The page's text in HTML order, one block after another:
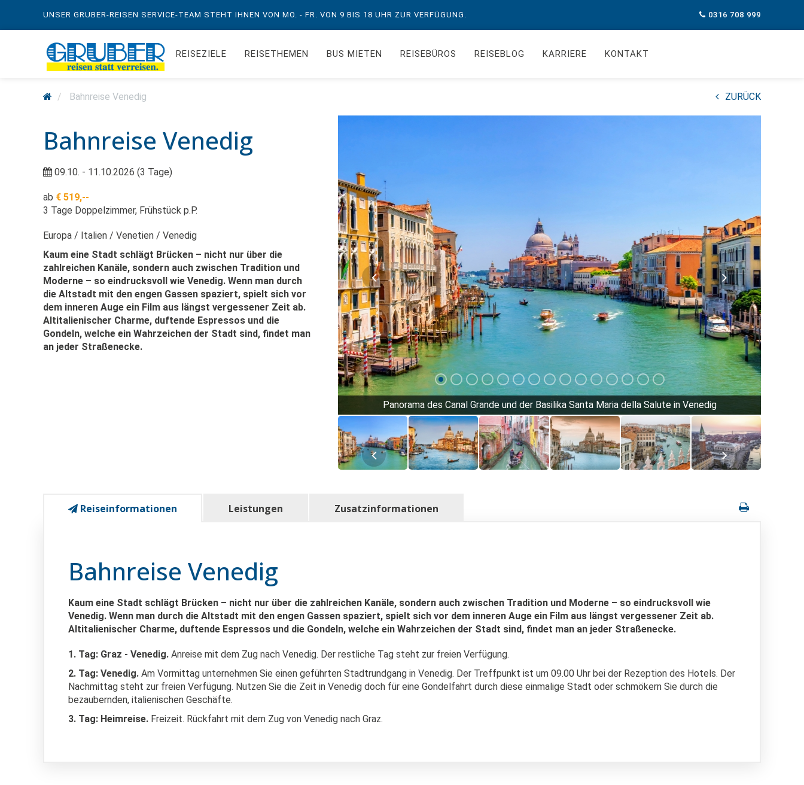
UNSER GRUBER-REISEN SERVICE-TEAM STEHT IHNEN VON MO. - FR. VON 9 BIS 18 UHR ZUR VERFÜGUNG. 0316 708 999
REISEZIELE REISETHEMEN BUS MIETEN REISEBÜROS REISEBLOG KARRIERE KONTAKT
Bahnreise Venedig ZURÜCK
Bahnreise Venedig
09.10. - 11.10.2026 (3 Tage)
ab € 519,--
3 Tage Doppelzimmer, Frühstück p.P.
Europa Italien Venetien
Venedig
Kaum eine Stadt schlägt Brücken – nicht nur über die
zahlreichen Kanäle, sondern auch zwischen Tradition und
Moderne – so eindrucksvoll wie Venedig. Wenn man durch
die Altstadt mit den engen Gassen spaziert, spielt sich vor
dem inneren Auge ein Film aus längst vergessener Zeit ab.
Altitalienischer Charme, duftende Espressos und die
Gondeln, welche ein Wahrzeichen der Stadt sind, findet man
an jeder Straßenecke.
Panorama des Canal Grande und der Basilika Santa Maria della Salute in Venedig
Reiseinformationen Leistungen Zusatzinformationen
Bahnreise Venedig
Kaum eine Stadt schlägt Brücken – nicht nur über die zahlreichen Kanäle, sondern auch zwischen Tradition und Moderne – so eindrucksvoll wie
Venedig. Wenn man durch die Altstadt mit den engen Gassen spaziert, spielt sich vor dem inneren Auge ein Film aus längst vergessener Zeit ab.
Altitalienischer Charme, duftende Espressos und die Gondeln, welche ein Wahrzeichen der Stadt sind, findet man an jeder Straßenecke.
1. Tag: Graz - Venedig. Anreise mit dem Zug nach Venedig. Der restliche Tag steht zur freien Verfügung.
2. Tag: Venedig. Am Vormittag unternehmen Sie einen geführten Stadtrundgang in Venedig. Der Treffpunkt ist um 09.00 Uhr bei der Rezeption des Hotels. Der
Nachmittag steht zur freien Verfügung. Nutzen Sie die Zeit in Venedig doch für eine Gondelfahrt durch diese einmalige Stadt oder schmökern Sie durch die
bezaubernden, italienischen Geschäfte.
3. Tag: Heimreise. Freizeit. Rückfahrt mit dem Zug von Venedig nach Graz.